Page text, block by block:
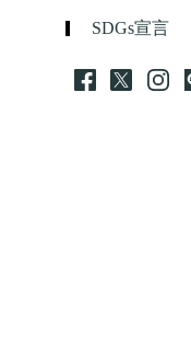
SDGs宣言